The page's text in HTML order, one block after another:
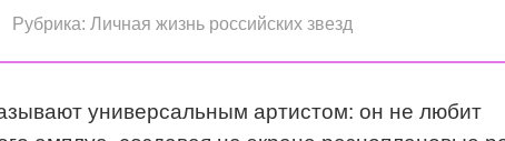
Рубрика: Личная жизнь российских звезд
универсальным артистом: он не любит